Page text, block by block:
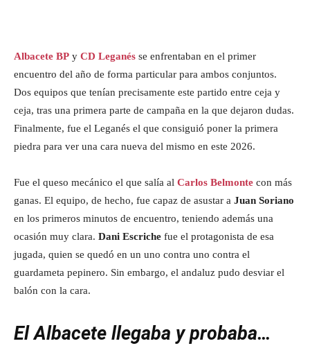
Albacete BP y CD Leganés se enfrentaban en el primer
encuentro del año de forma particular para ambos conjuntos.
Dos equipos que tenían precisamente este partido entre ceja y
ceja, tras una primera parte de campaña en la que dejaron dudas.
Finalmente, fue el Leganés el que consiguió poner la primera
piedra para ver una cara nueva del mismo en este 2026.
Fue el queso mecánico el que salía al Carlos Belmonte con más
ganas. El equipo, de hecho, fue capaz de asustar a Juan Soriano
en los primeros minutos de encuentro, teniendo además una
ocasión muy clara. Dani Escriche fue el protagonista de esa
jugada, quien se quedó en un uno contra uno contra el
guardameta pepinero. Sin embargo, el andaluz pudo desviar el
balón con la cara.
El Albacete llegaba y probaba…